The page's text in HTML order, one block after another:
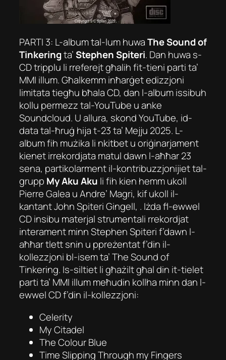
PARTI 3: L-album tal-lum huwaThe Sound of
Tinkeringta’Stephen Spiteri. Dan huwa s-
CD tripplu li rreferejt għalih fit-tieni parti ta’
MMI illum. Għalkemm inħarġet edizzjoni
limitata tiegħu bħala CD, dan l-album issibuh
kollu permezz tal-YouTube u anke
Soundcloud. U allura, skond YouTube, id-
data tal-ħruġ hija t-23 ta’ Mejju 2025. L-
album fih mużika li nkitbet u oriġinarjament
kienet irrekordjata matul dawn l-aħħar 23
sena, partikolarment il-kontribuzzjonijiet tal-
grupp My Aku Aku li fih kien hemm ukoll
Pierre Galea u Andre’ Magri, kif ukoll il-
kantantJohn Spiteri Gingell, . Iżda fl-ewwel
CD insibu materjal strumentali rrekordjat
interament minn Stephen Spiteri f’dawn l-
aħħar tlett snin u ppreżentat f’din il-
kollezzjoni bl-isem ta’The Sound of
Tinkering. Is-siltiet li għażilt għal din it-tielet
parti ta’ MMI illum meħudin kollha minn dan l-
ewwel CD f’din il-kollezzjoni:
Celerity
My Citadel
The Colour Blue
Time Slipping Through my Fingers